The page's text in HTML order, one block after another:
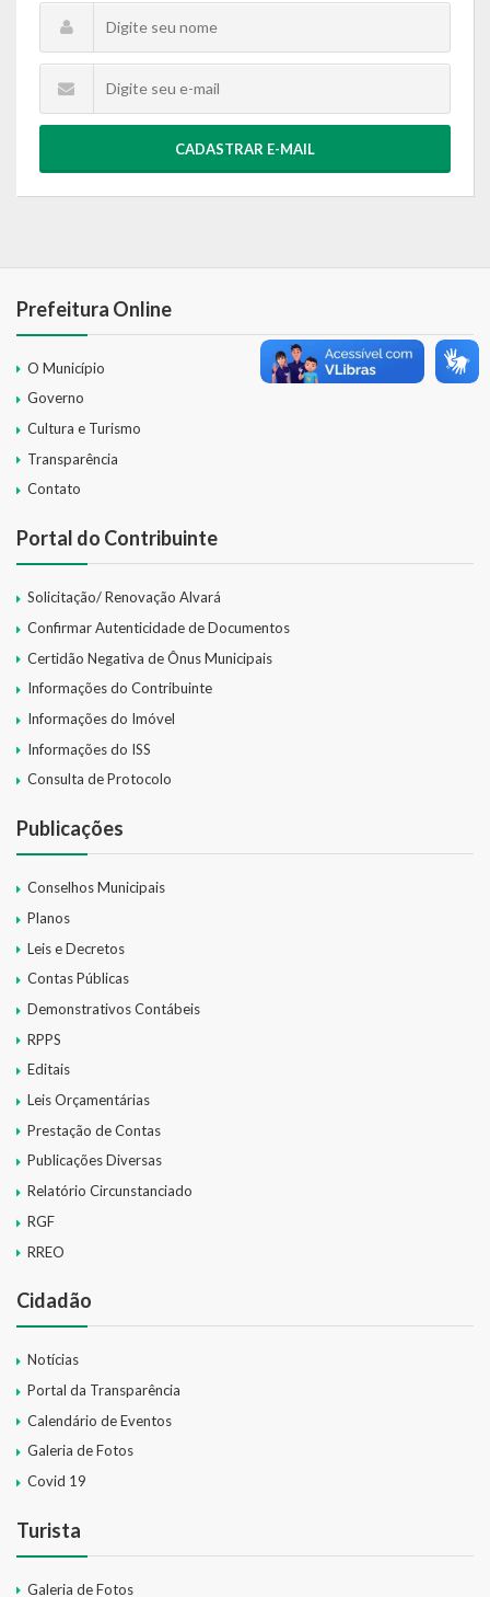
Leis Orçamentárias
Relatório Circunstanciado
Editais
Publicações Diversas
Eleições Conselho Tutelar
Licitações
Transparência
Portal da Transparência
SIC
Contratos
Processo Seletivo
Carta de Serviços
CADASTRAR E-MAIL
Prefeitura Online
O Município
Governo
Cultura e Turismo
Transparência
Contato
Portal do Contribuinte
Solicitação/ Renovação Alvará
Confirmar Autenticidade de Documentos
Certidão Negativa de Ônus Municipais
Informações do Contribuinte
Informações do Imóvel
Informações do ISS
Consulta de Protocolo
Publicações
Conselhos Municipais
Planos
Leis e Decretos
Contas Públicas
Demonstrativos Contábeis
RPPS
Editais
Leis Orçamentárias
Prestação de Contas
Publicações Diversas
Relatório Circunstanciado
RGF
RREO
Cidadão
Notícias
Portal da Transparência
Calendário de Eventos
Galeria de Fotos
Covid 19
Turista
Galeria de Fotos